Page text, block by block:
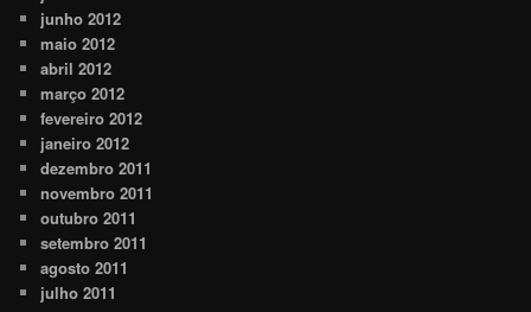
junho 2012
maio 2012
abril 2012
março 2012
fevereiro 2012
janeiro 2012
dezembro 2011
novembro 2011
outubro 2011
setembro 2011
agosto 2011
julho 2011